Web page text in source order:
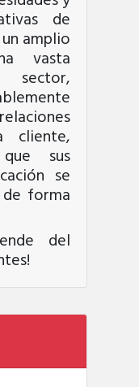
de
amplio
vasta
sector,
cliente,
sus
se
forma
del